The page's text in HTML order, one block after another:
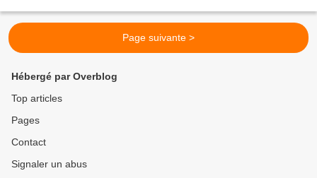
Page suivante >
Hébergé par Overblog
Top articles
Pages
Contact
Signaler un abus